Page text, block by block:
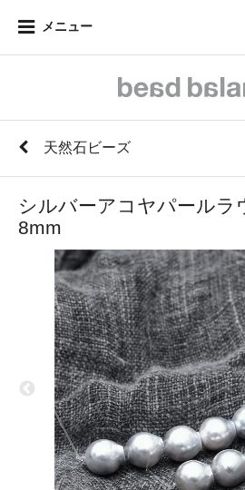
メニュー
天然石ビーズ
シルバーアコヤパールラ
8mm